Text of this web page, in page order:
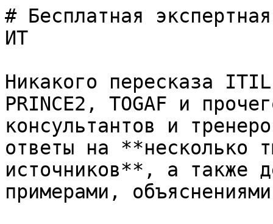
# Бесплатная
ИТ
Никакого пересказа
PRINCE2, TOGAF и
консультантов и
ответы на **несколько
источников**, а также
примерами,